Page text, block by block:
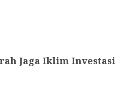
Jaga Iklim Investasi